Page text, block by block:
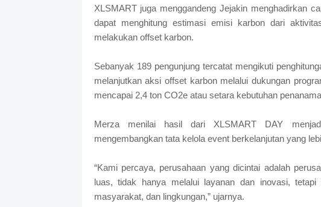
XLSMART juga menggandeng Jejakin menghadirkan
dapat menghitung estimasi emisi karbon dari
melakukan offset karbon.
Sebanyak 189 pengunjung tercatat mengikuti
melanjutkan aksi offset karbon melalui dukungan
mencapai 2,4 ton CO2e atau setara kebutuhan
Merza menilai hasil dari XLSMART DAY
mengembangkan tata kelola event berkelanjutan yang
“Kami percaya, perusahaan yang dicintai adalah
luas, tidak hanya melalui layanan dan inovasi,
masyarakat, dan lingkungan,” ujarnya.